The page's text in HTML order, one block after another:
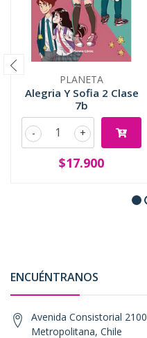
PLANETA
Alegria Y Sofia 2 Clase
7b
+
-
$17.900
ENCUÉNTRANOS
Avenida Consistorial
Metropolitana, Chile